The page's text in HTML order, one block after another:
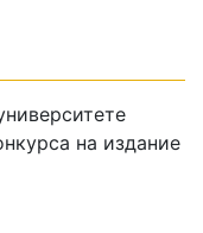
на издание